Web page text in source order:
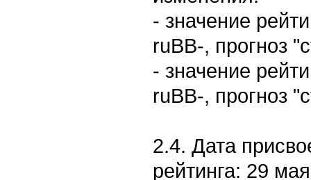
- значение
ruBB-, прогноз
- значение
ruBB-, прогноз
2.4. Дата
рейтинга: 29